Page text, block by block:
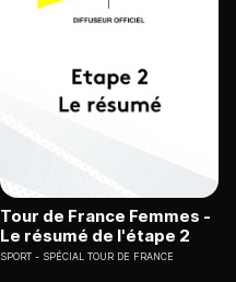
Tour de France Femmes -
Le résumé de l'étape 2
SPORT SPÉCIAL TOUR DE FRANCE